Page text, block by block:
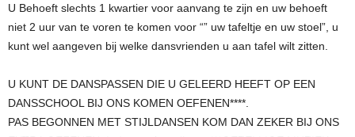
U Behoeft slechts 1 kwartier voor aanvang te zijn en uw behoeft
niet 2 uur van te voren te komen voor “” uw tafeltje en uw stoel”, u
kunt wel aangeven bij welke dansvrienden u aan tafel wilt zitten.
U KUNT DE DANSPASSEN DIE U GELEERD HEEFT OP EEN
DANSSCHOOL BIJ ONS KOMEN OEFENEN****.
PAS BEGONNEN MET STIJLDANSEN KOM DAN ZEKER BIJ ONS